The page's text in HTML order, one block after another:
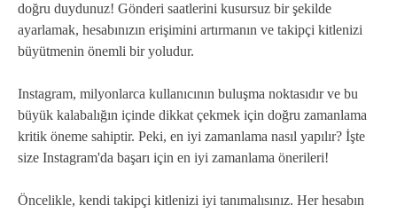
doğru duydunuz! Gönderi saatlerini kusursuz bir şekilde
ayarlamak, hesabınızın erişimini artırmanın ve takipçi kitlenizi
büyütmenin önemli bir yoludur.
Instagram, milyonlarca kullanıcının buluşma noktasıdır ve bu
büyük kalabalığın içinde dikkat çekmek için doğru zamanlama
kritik öneme sahiptir. Peki, en iyi zamanlama nasıl yapılır? İşte
size Instagram'da başarı için en iyi zamanlama önerileri!
Öncelikle, kendi takipçi kitlenizi iyi tanımalısınız. Her hesabın